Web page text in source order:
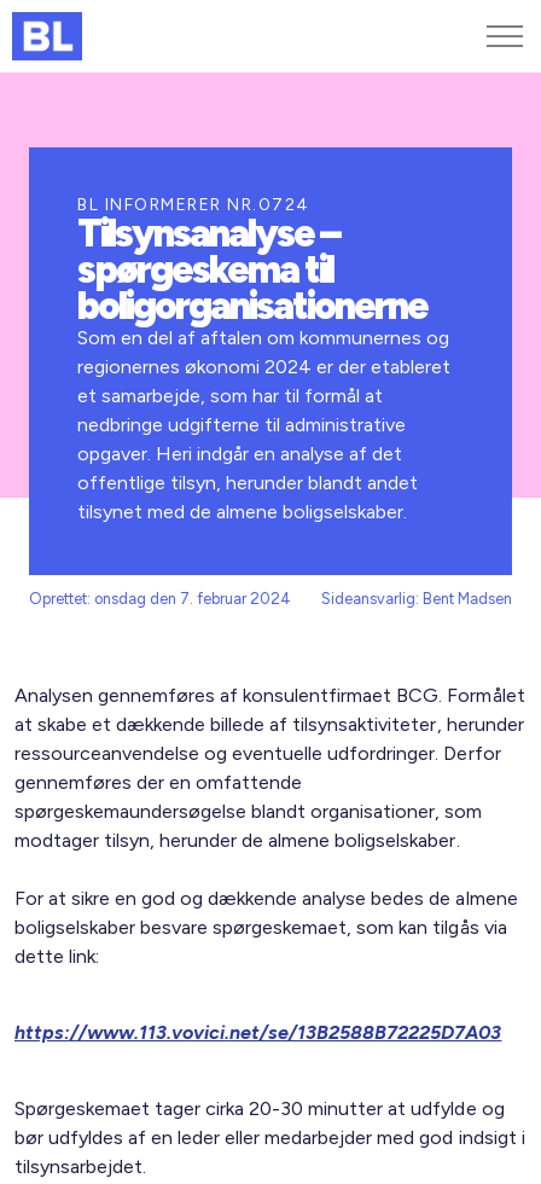
Kurser og arrangementer
Jobportalen
BL INFORMERER NR.0724
Tilsynsanalyse –
spørgeskema til
boligorganisationerne
Som en del af aftalen om kommunernes og
regionernes økonomi 2024 er der etableret
et samarbejde, som har til formål at
nedbringe udgifterne til administrative
opgaver. Heri indgår en analyse af det
offentlige tilsyn, herunder blandt andet
tilsynet med de almene boligselskaber.
Oprettet: onsdag den 7. februar 2024 Sideansvarlig: Bent Madsen
Analysen gennemføres af konsulentfirmaet BCG. Formålet
at skabe et dækkende billede af tilsynsaktiviteter, herunder
ressourceanvendelse og eventuelle udfordringer. Derfor
gennemføres der en omfattende
spørgeskemaundersøgelse blandt organisationer, som
modtager tilsyn, herunder de almene boligselskaber.
For at sikre en god og dækkende analyse bedes de almene
boligselskaber besvare spørgeskemaet, som kan tilgås via
dette link:
https://www.113.vovici.net/se/13B2588B72225D7A03
Spørgeskemaet tager cirka 20-30 minutter at udfylde og
bør udfyldes af en leder eller medarbejder med god indsigt i
tilsynsarbejdet.